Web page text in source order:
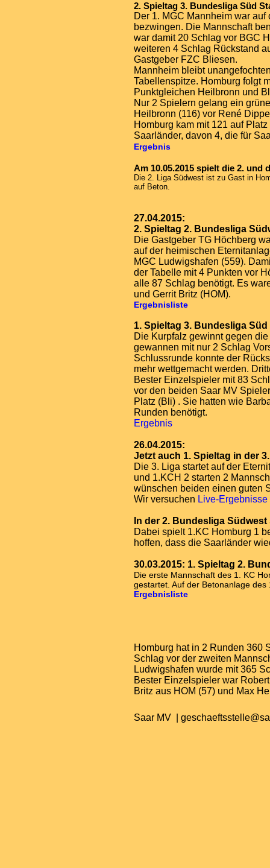
2. Spieltag 3. Bundesliga Süd
Der 1. MGC Mannheim war
bezwingen. Die Mannschaft
war damit 20 Schlag vor BGC
weiteren 4 Schlag Rückstand
Gastgeber FZC Bliesen.
Mannheim bleibt
Tabellenspitze. Homburg folgt
Punktgleichen Heilbronn und
Nur 2 Spielern gelang ein
Heilbronn (116) vor René
Homburg kam mit 121 auf
Saarländer, davon 4, die für
Ergebnis
Am 10.05.2015 spielt die 2. und
Die 2. Liga Südwest ist zu Gast in
auf Beton.
27.04.2015:
2. Spieltag 2. Bundesliga
Die Gastgeber TG Höchberg
auf der heimischen
MGC Ludwigshafen (559).
der Tabelle mit 4 Punkten vor
alle 87 Schlag benötigt. Es
und Gerrit Britz (HOM).
Ergebnisliste
1. Spieltag 3. Bundesliga Süd
Die Kurpfalz gewinnt gegen
gewannen mit nur 2 Schlag
Schlussrunde konnte der
mehr wettgemacht werden.
Bester Einzelspieler mit 83
vor den beiden Saar MV
Platz (Bli) . Sie hatten wie
Runden benötigt.
Ergebnis
26.04.2015:
Jetzt auch 1. Spieltag in der
Die 3. Liga startet auf der
und 1.KCH 2 starten 2
wünschen beiden einen guten
Wir versuchen Live-Ergebnisse
In der 2. Bundesliga
Dabei spielt 1.KC Homburg 1
hoffen, dass die Saarländer
30.03.2015: 1. Spieltag 2.
Die erste Mannschaft des 1. KC
gestartet. Auf der Betonanlage
Ergebnisliste
Homburg hat in 2 Runden 360
Schlag vor der zweiten
Ludwigshafen wurde mit 365
Bester Einzelspieler war
Britz aus HOM (57) und Max
Saar MV |